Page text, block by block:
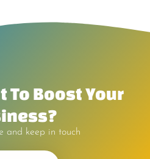
To Boost Your
and keep in touch